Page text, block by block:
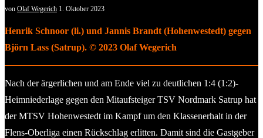
von Olaf Wegerich 1. Oktober 2023
Henrik Schnoor (li.) und Jannis Brandt (Hohenwestedt) gegen
Björn Lass (Satrup). © 2023 Olaf Wegerich
Nach der ärgerlichen und am Ende viel zu deutlichen 1:4 (1:2)-
Heimniederlage gegen den Mitaufsteiger TSV Nordmark Satrup hat
der MTSV Hohenwestedt im Kampf um den Klassenerhalt in der
Flens-Oberliga einen Rückschlag erlitten. Damit sind die Gastgeber